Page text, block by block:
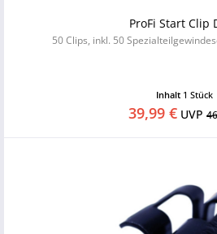
ProFi Start Clip
50 Clips, inkl. 50
Inhalt 1 Stück
39,99 € UVP